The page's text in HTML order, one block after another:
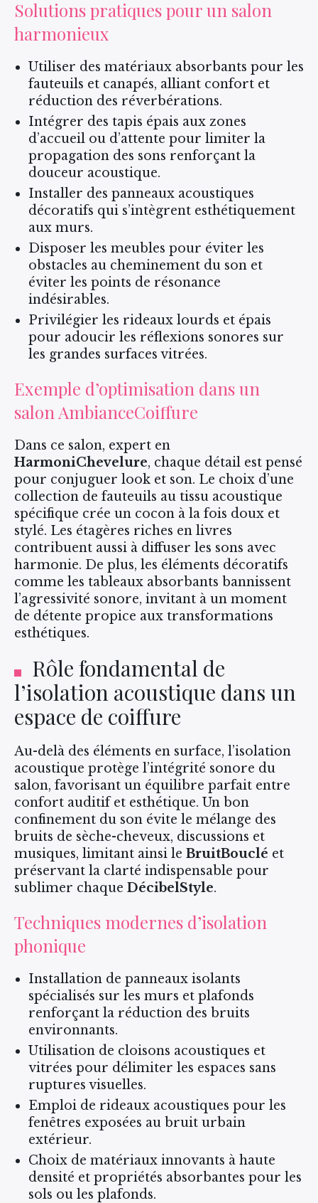
Solutions pratiques pour un salon
harmonieux
Utiliser des matériaux absorbants pour les
fauteuils et canapés, alliant confort et
réduction des réverbérations.
Intégrer des tapis épais aux zones
d’accueil ou d’attente pour limiter la
propagation des sons renforçant la
douceur acoustique.
Installer des panneaux acoustiques
décoratifs qui s’intègrent esthétiquement
aux murs.
Disposer les meubles pour éviter les
obstacles au cheminement du son et
éviter les points de résonance
indésirables.
Privilégier les rideaux lourds et épais
pour adoucir les réflexions sonores sur
les grandes surfaces vitrées.
Exemple d’optimisation dans un
salon AmbianceCoiffure
Dans ce salon, expert en
HarmoniChevelure, chaque détail est pensé
pour conjuguer look et son. Le choix d’une
collection de fauteuils au tissu acoustique
spécifique crée un cocon à la fois doux et
stylé. Les étagères riches en livres
contribuent aussi à diffuser les sons avec
harmonie. De plus, les éléments décoratifs
comme les tableaux absorbants bannissent
l’agressivité sonore, invitant à un moment
de détente propice aux transformations
esthétiques.
Rôle fondamental de
l’isolation acoustique dans un
espace de coiffure
Au-delà des éléments en surface, l’isolation
acoustique protège l’intégrité sonore du
salon, favorisant un équilibre parfait entre
confort auditif et esthétique. Un bon
confinement du son évite le mélange des
bruits de sèche-cheveux, discussions et
musiques, limitant ainsi le BruitBouclé et
préservant la clarté indispensable pour
sublimer chaque DécibelStyle.
Techniques modernes d’isolation
phonique
Installation de panneaux isolants
spécialisés sur les murs et plafonds
renforçant la réduction des bruits
environnants.
Utilisation de cloisons acoustiques et
vitrées pour délimiter les espaces sans
ruptures visuelles.
Emploi de rideaux acoustiques pour les
fenêtres exposées au bruit urbain
extérieur.
Choix de matériaux innovants à haute
densité et propriétés absorbantes pour les
sols ou les plafonds.